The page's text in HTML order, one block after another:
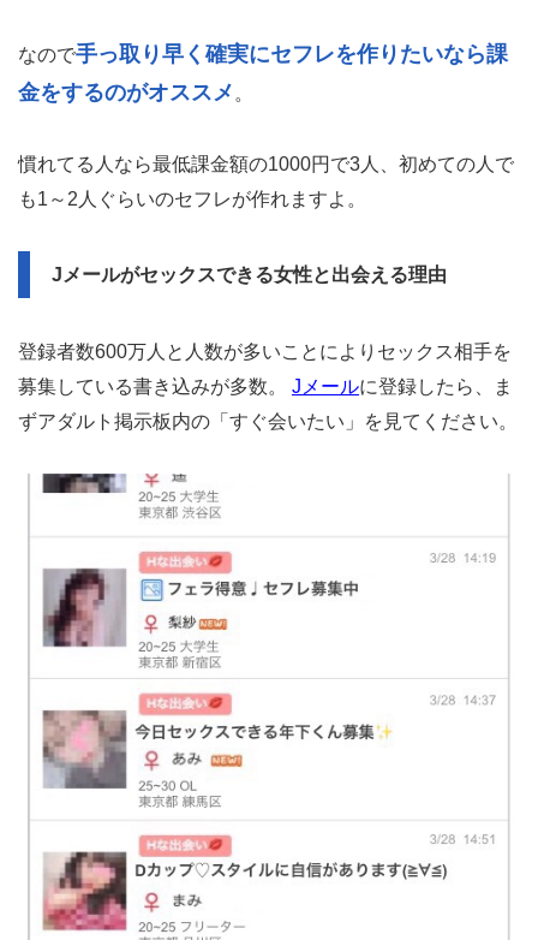
なので手っ取り早く確実にセフレを作りたいなら課
金をするのがオススメ。
慣れてる人なら最低課金額の1000円で3人、初めての人で
も1～2人ぐらいのセフレが作れますよ。
Jメールがセックスできる女性と出会える理由
登録者数600万人と人数が多いことによりセックス相手を
募集している書き込みが多数。 Jメールに登録したら、ま
ずアダルト掲示板内の「すぐ会いたい」を見てください。